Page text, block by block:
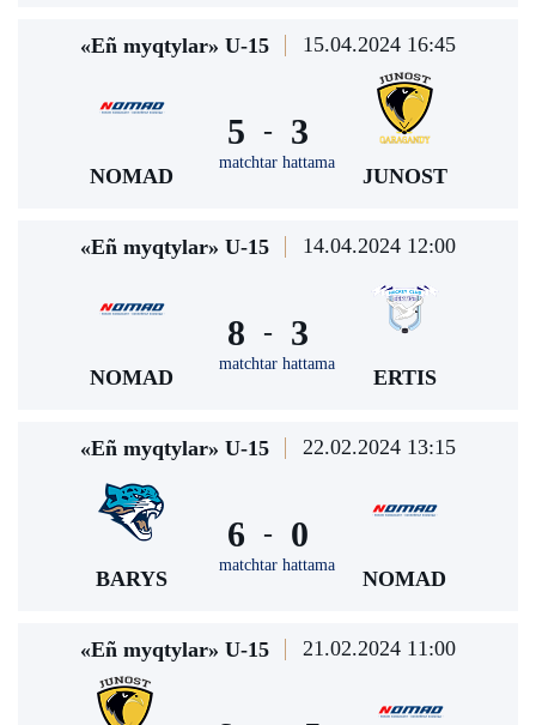
«Eñ myqtylar» U-15 15.04.2024 16:45
NOMAD
5 -
matchtar hattama
3
JUNOST
«Eñ myqtylar» U-15 14.04.2024 12:00
NOMAD
8 -
matchtar hattama
3
ERTIS
«Eñ myqtylar» U-15 22.02.2024 13:15
BARYS
6 -
matchtar hattama
0
NOMAD
«Eñ myqtylar» U-15 21.02.2024 11:00